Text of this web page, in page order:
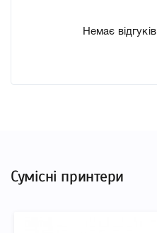
Технологія Чорнильний
докладні характеристики,
Немає
Сумісні принтери